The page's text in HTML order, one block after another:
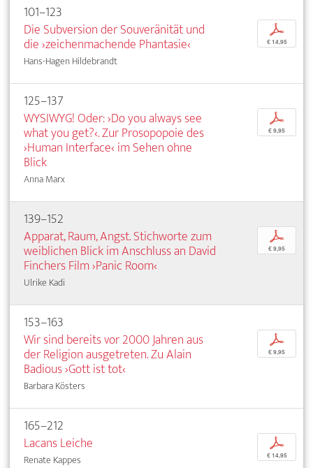
101–123
Die Subversion der Souveränität und
die ›zeichenmachende Phantasie‹
Hans-Hagen Hildebrandt
p
€ 14,95
125–137
WYSIWYG! Oder: ›Do you always see
what you get?‹. Zur Prosopopoie des
›Human Interface‹ im Sehen ohne
Blick
Anna Marx
p
€ 9,95
139–152
Apparat, Raum, Angst. Stichworte zum
weiblichen Blick im Anschluss an David
Finchers Film ›Panic Room‹
Ulrike Kadi
p
€ 9,95
153–163
Wir sind bereits vor 2000 Jahren aus
der Religion ausgetreten. Zu Alain
Badious ›Gott ist tot‹
Barbara Kösters
p
€ 9,95
165–212
Lacans Leiche
Renate Kappes
p
€ 14,95